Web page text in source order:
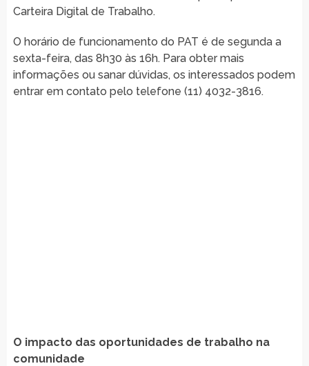
Carteira Digital de Trabalho.
O horário de funcionamento do PAT é de segunda a
sexta-feira, das 8h30 às 16h. Para obter mais
informações ou sanar dúvidas, os interessados podem
entrar em contato pelo telefone (11) 4032-3816.
O impacto das oportunidades de trabalho na
comunidade